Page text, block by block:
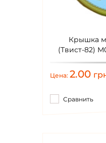
Крышка
(Твист-82)
Цена: 2.00
Сравнить